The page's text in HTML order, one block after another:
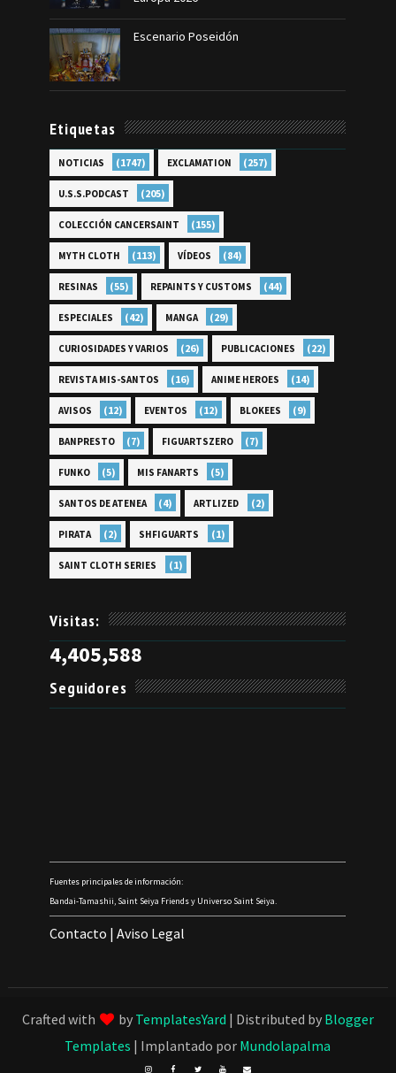
Escenario Poseidón
Etiquetas
NOTICIAS (1747) EXCLAMATION (257)
U.S.S.PODCAST (205)
COLECCIÓN CANCERSAINT (155)
MYTH CLOTH (113) VÍDEOS (84)
RESINAS (55) REPAINTS Y CUSTOMS (44)
ESPECIALES (42) MANGA (29)
CURIOSIDADES Y VARIOS (26) PUBLICACIONES (22)
REVISTA MIS-SANTOS (16) ANIME HEROES (14)
AVISOS (12) EVENTOS (12) BLOKEES (9)
BANPRESTO (7) FIGUARTSZERO (7)
FUNKO (5) MIS FANARTS (5)
SANTOS DE ATENEA (4) ARTLIZED (2)
PIRATA (2) SHFIGUARTS (1)
SAINT CLOTH SERIES (1)
Visitas:
4,405,588
Seguidores
Fuentes principales de información:
Bandai-Tamashii, Saint Seiya Friends y Universo Saint Seiya.
Contacto |Aviso Legal
Crafted with by TemplatesYard | Distributed by Blogger
Templates | Implantado por Mundolapalma